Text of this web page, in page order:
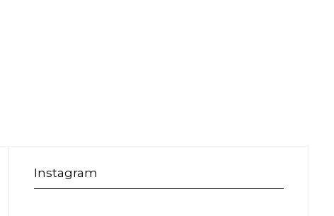
Instagram